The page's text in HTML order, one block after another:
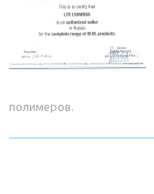
полимеров.